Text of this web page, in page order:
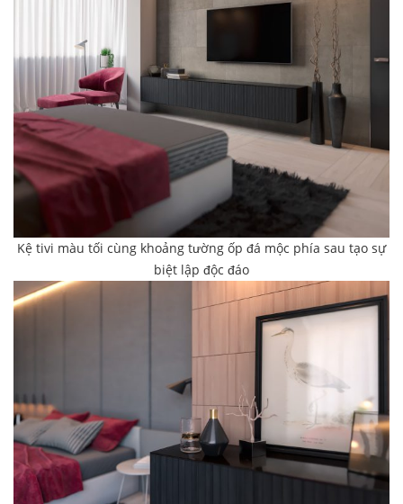
Kệ tivi màu tối cùng khoảng tường ốp đá mộc phía sau tạo sự
biệt lập độc đáo